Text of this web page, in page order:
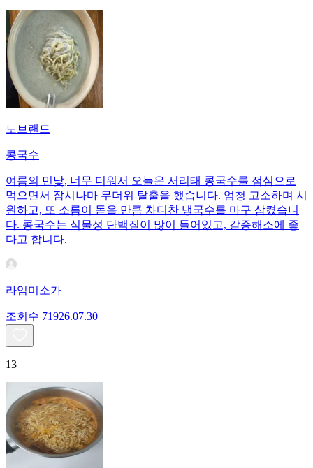
노브랜드
콩국수
여름의 민낯, 너무 더워서 오늘은 서리태 콩국수를 점심으로
먹으면서 잠시나마 무더위 탈출을 했습니다. 엄청 고소하며 시
원하고, 또 소름이 돋을 만큼 차디찬 냉국수를 마구 삼켰습니
다. 콩국수는 식물성 단백질이 많이 들어있고, 갈증해소에 좋
다고 합니다.
라임미소가
조회수 71926.07.30
13